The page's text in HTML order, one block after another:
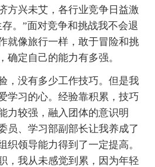
方兴未艾，各行业竞争日益激
。”面对竞争和挑战我不会退
就像旅行一样，敢于冒险和挑
确定自己的能力有多强。
，没有多少工作技巧。但是我
学习的心。经验靠积累，技巧
力较强，融入团体的意识明
员、学习部副部长让我养成了
织领导能力得到了一定提高。
，我从未感觉到累，因为年轻